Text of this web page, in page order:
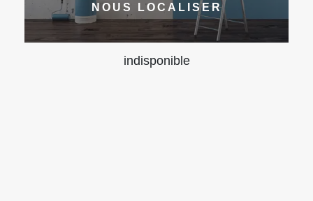
NOUS LOCALISER
indisponible